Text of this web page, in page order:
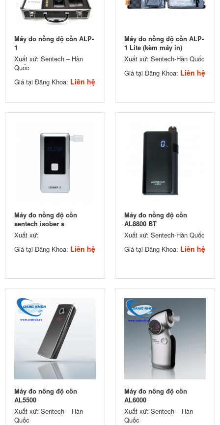
Máy đo nồng độ cồn ALP-
1
Xuất xứ: Sentech – Hàn
Quốc
Giá tại Đăng Khoa: Liên hệ
Máy đo nồng độ cồn ALP-
1 Lite (kèm máy in)
Xuất xứ: Sentech-Hàn Quốc
Giá tại Đăng Khoa: Liên hệ
Máy đo nồng độ cồn
sentech isober s
Xuất xứ:
Giá tại Đăng Khoa: Liên hệ
Máy đo nồng độ cồn
AL8800 BT
Xuất xứ: Sentech-Hàn Quốc
Giá tại Đăng Khoa: Liên hệ
Máy đo nồng độ cồn
AL5500
Xuất xứ: Sentech – Hàn
Quốc
Máy đo nồng độ cồn
AL6000
Xuất xứ: Sentech – Hàn
Quốc